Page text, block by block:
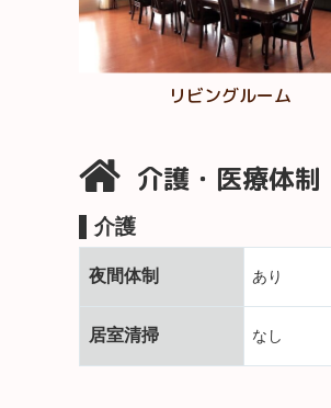
リビングルーム
介護・医療体制
介護
夜間体制 あり
居室清掃 なし